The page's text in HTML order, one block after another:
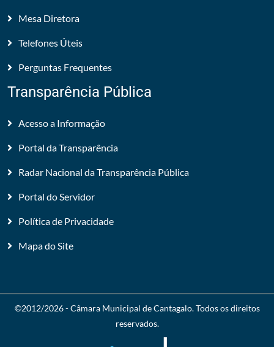
Mesa Diretora
Telefones Úteis
Perguntas Frequentes
Transparência Pública
Acesso a Informação
Portal da Transparência
Radar Nacional da Transparência Pública
Portal do Servidor
Política de Privacidade
Mapa do Site
©2012/2026 -Câmara Municipal de Cantagalo. Todos os direitos
reservados.